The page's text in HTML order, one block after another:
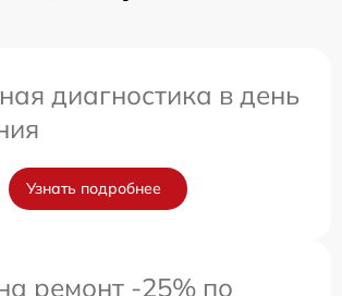
диагностика в день
Узнать подробнее
ремонт -25% по